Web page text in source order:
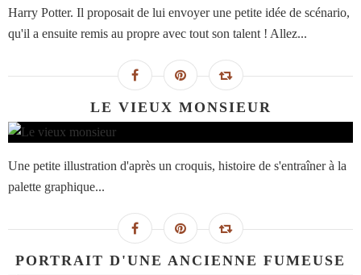
Harry Potter. Il proposait de lui envoyer une petite idée de scénario,
qu'il a ensuite remis au propre avec tout son talent ! Allez...
LE VIEUX MONSIEUR
Une petite illustration d'après un croquis, histoire de s'entraîner à la
palette graphique...
PORTRAIT D'UNE ANCIENNE FUMEUSE